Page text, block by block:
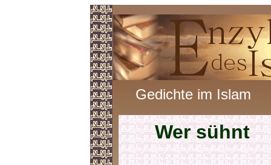
Gedichte im Islam
Wer sühnt